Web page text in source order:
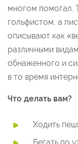
многом помогал.
гольфистом, а
описывают как
различными
обнаженного и
в то время
Что делать вам?
Ходить
Бегать по